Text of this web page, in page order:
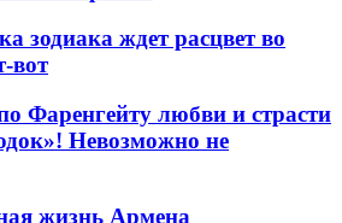
зодиака ждет расцвет во
вот
Фаренгейту любви и страсти
Невозможно не
жизнь Армена